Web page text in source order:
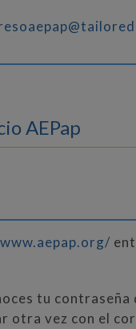
AEPap
tu contraseña
otra vez con el